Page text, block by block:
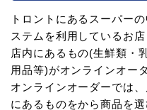
トロントにあるスーパー
ステムを利用しているお
店内にあるもの(生鮮類・
用品等)がオンラインオー
オンラインオーダーでは
にあるものをから商品を